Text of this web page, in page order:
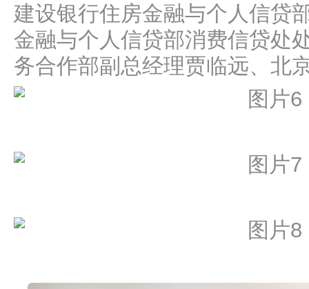
建设银行住房金融与个人信贷
金融与个人信贷部消费信贷处
务合作部副总经理贾临远、北